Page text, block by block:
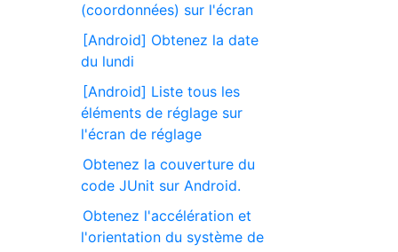
(coordonnées) sur l'écran
[Android] Obtenez la date
du lundi
[Android] Liste tous les
éléments de réglage sur
l'écran de réglage
Obtenez la couverture du
code JUnit sur Android.
Obtenez l'accélération et
l'orientation du système de